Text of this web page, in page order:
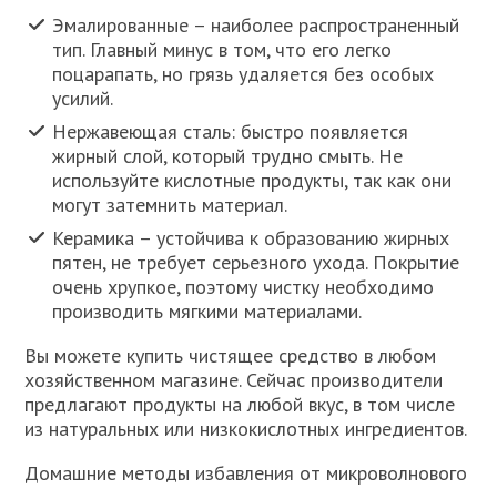
Эмалированные – наиболее распространенный
тип. Главный минус в том, что его легко
поцарапать, но грязь удаляется без особых
усилий.
Нержавеющая сталь: быстро появляется
жирный слой, который трудно смыть. Не
используйте кислотные продукты, так как они
могут затемнить материал.
Керамика – устойчива к образованию жирных
пятен, не требует серьезного ухода. Покрытие
очень хрупкое, поэтому чистку необходимо
производить мягкими материалами.
Вы можете купить чистящее средство в любом
хозяйственном магазине. Сейчас производители
предлагают продукты на любой вкус, в том числе
из натуральных или низкокислотных ингредиентов.
Домашние методы избавления от микроволнового